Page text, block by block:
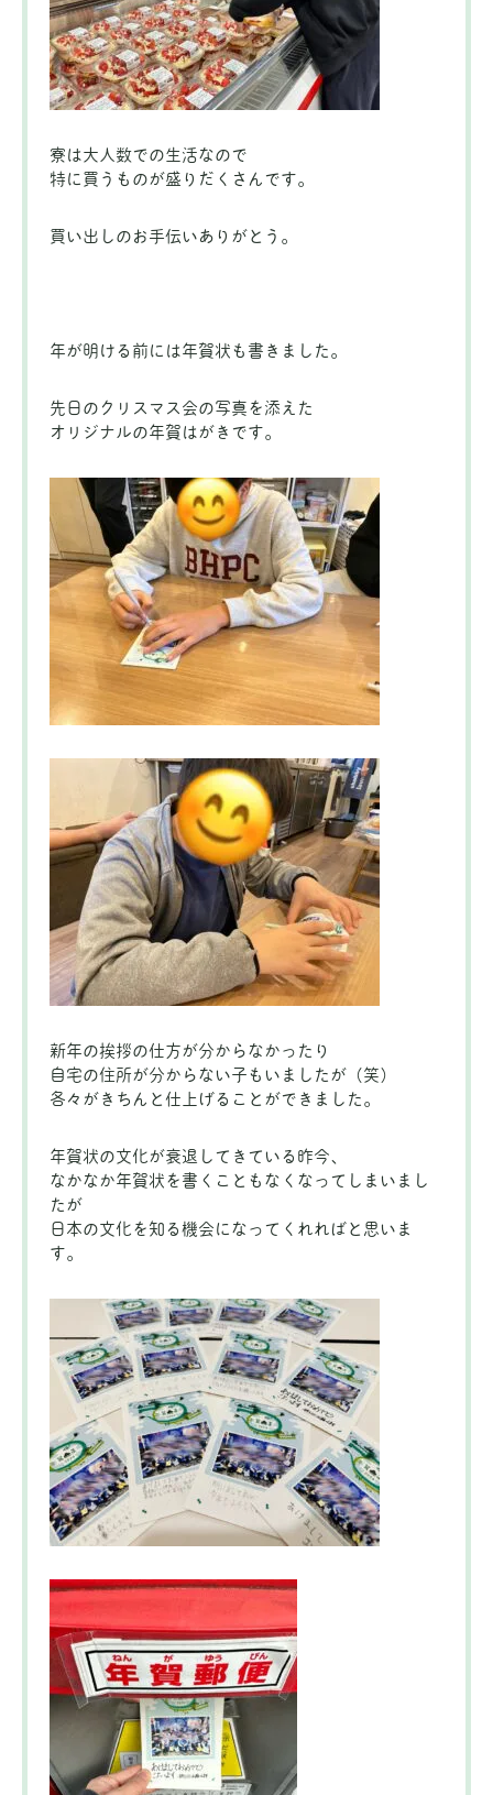
寮は大人数での生活なので
特に買うものが盛りだくさんです。
買い出しのお手伝いありがとう。
年が明ける前には年賀状も書きました。
先日のクリスマス会の写真を添えた
オリジナルの年賀はがきです。
新年の挨拶の仕方が分からなかったり
自宅の住所が分からない子もいましたが（笑）
各々がきちんと仕上げることができました。
年賀状の文化が衰退してきている昨今、
なかなか年賀状を書くこともなくなってしまいまし
たが
日本の文化を知る機会になってくれればと思いま
す。